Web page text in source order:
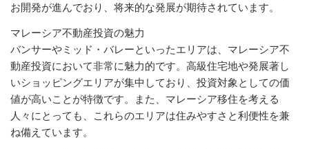
お開発が進んでおり、将来的な発展が期待されています。
マレーシア不動産投資の魅力
バンサーやミッド・バレーといったエリアは、マレーシア不
動産投資において非常に魅力的です。高級住宅地や発展著し
いショッピングエリアが集中しており、投資対象としての価
値が高いことが特徴です。また、マレーシア移住を考える
人々にとっても、これらのエリアは住みやすさと利便性を兼
ね備えています。